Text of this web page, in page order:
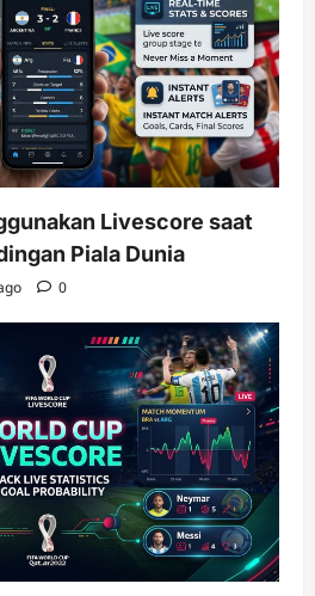
Livescore saat
Piala Dunia
0